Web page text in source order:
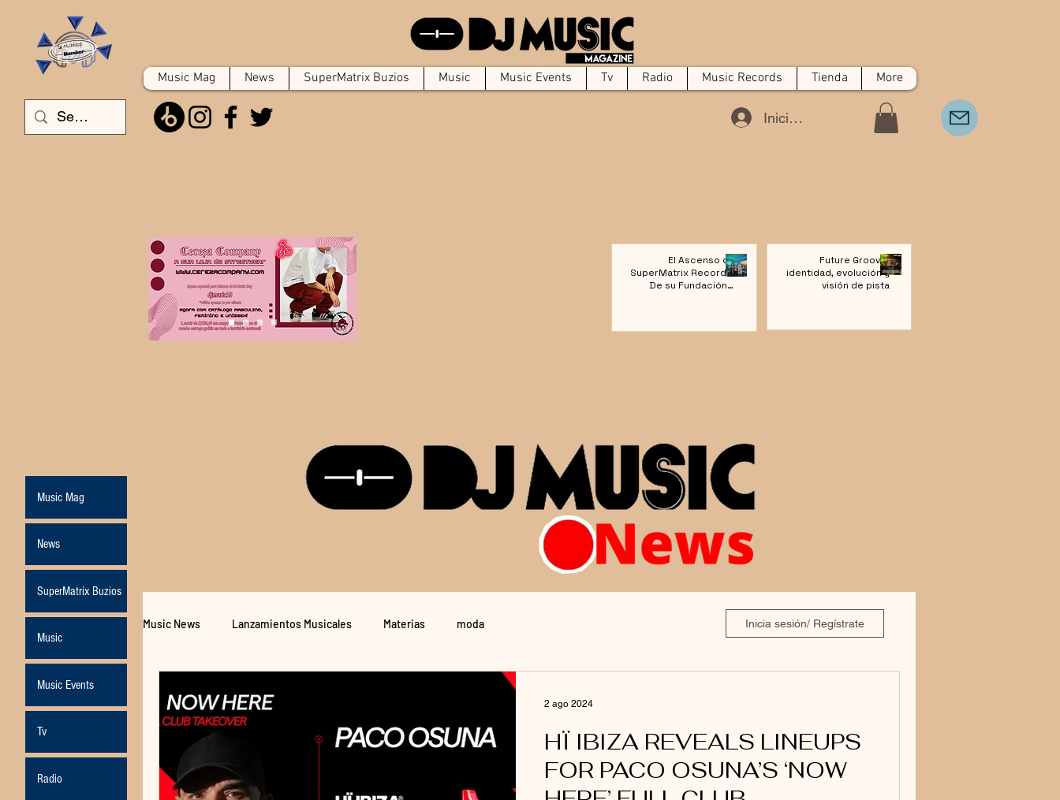
Music Mag News SuperMatrix Buzios Music Music Events Tv Radio Music Records Tienda More
Iniciar sesión
Music News Lanzamientos Musicales Materias moda Inicia sesión/ Regístrate
HÏ IBIZA REVEALS LINEUPS
FOR PACO OSUNA’S ‘NOW
2 ago 2024
Music Mag
News
SuperMatrix Buzios
Music
Music Events
Tv
Radio
El Ascenso de
SuperMatrix Records:
De su Fundación a
Future Groove:
identidad, evolución y
visión de pista